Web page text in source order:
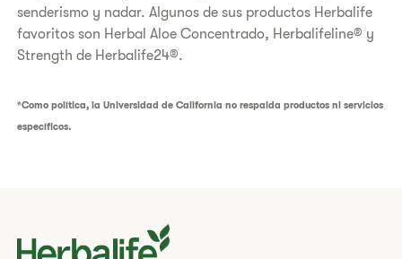
senderismo y nadar. Algunos de sus productos Herbalife
favoritos son Herbal Aloe Concentrado, Herbalifeline® y
Strength de Herbalife24®.
*Como política, la Universidad de California no respalda productos ni servicios
específicos.